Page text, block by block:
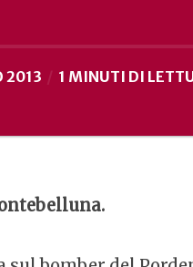
2013 1 MINUTI DI